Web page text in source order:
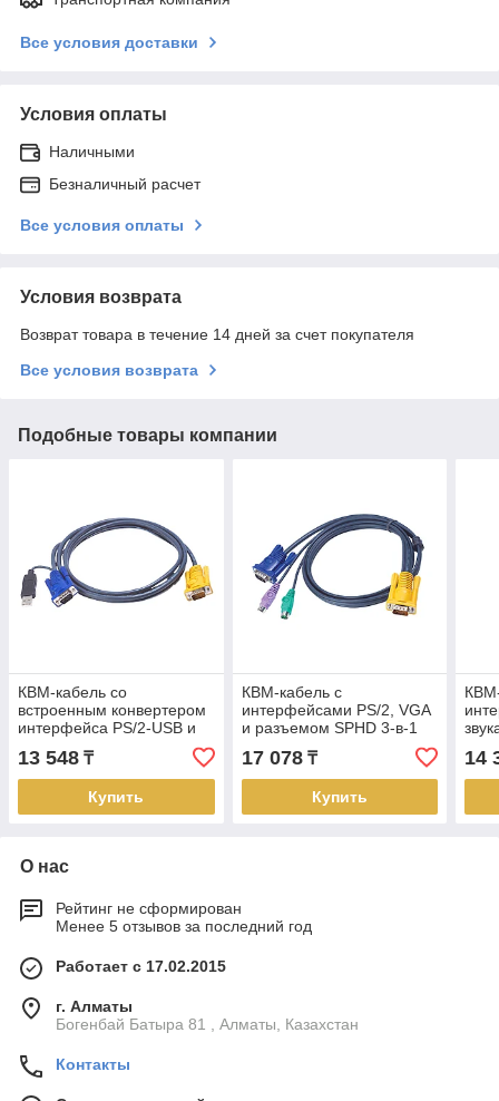
Все условия доставки
Условия оплаты
Наличными
Безналичный расчет
Все условия оплаты
Условия возврата
Возврат товара в течение 14 дней за счет покупателя
Все условия возврата
Подобные товары компании
КВМ-кабель со
встроенным конвертером
интерфейса PS/2-USB и
разъемом SPHD 3-в-1
(1.8м) 2L-5202UP ATEN
13 548 ₸
Купить
КВМ-кабель с
интерфейсами PS/2, VGA
и разъемом SPHD 3-в-1
(3м) 2L-5203P ATEN
17 078₸
Купить
14
О нас
Рейтинг не сформирован
Менее 5 отзывов за последний год
Работает с 17.02.2015
г. Алматы
Богенбай Батыра 81 , Алматы, Казахстан
Контакты